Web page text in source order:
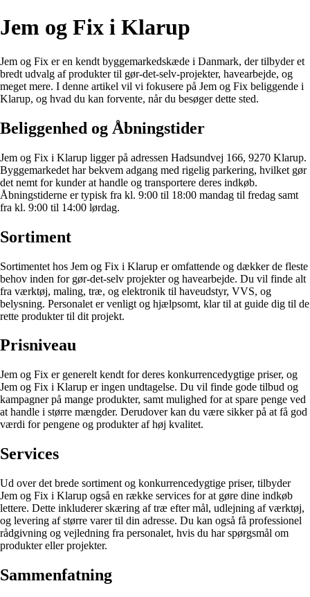
Jem og Fix i Klarup
Jem og Fix er en kendt byggemarkedskæde i Danmark, der tilbyder et
bredt udvalg af produkter til gør-det-selv-projekter, havearbejde, og
meget mere. I denne artikel vil vi fokusere på Jem og Fix beliggende i
Klarup, og hvad du kan forvente, når du besøger dette sted.
Beliggenhed og Åbningstider
Jem og Fix i Klarup ligger på adressen Hadsundvej 166, 9270 Klarup.
Byggemarkedet har bekvem adgang med rigelig parkering, hvilket gør
det nemt for kunder at handle og transportere deres indkøb.
Åbningstiderne er typisk fra kl. 9:00 til 18:00 mandag til fredag samt
fra kl. 9:00 til 14:00 lørdag.
Sortiment
Sortimentet hos Jem og Fix i Klarup er omfattende og dækker de fleste
behov inden for gør-det-selv projekter og havearbejde. Du vil finde alt
fra værktøj, maling, træ, og elektronik til haveudstyr, VVS, og
belysning. Personalet er venligt og hjælpsomt, klar til at guide dig til de
rette produkter til dit projekt.
Prisniveau
Jem og Fix er generelt kendt for deres konkurrencedygtige priser, og
Jem og Fix i Klarup er ingen undtagelse. Du vil finde gode tilbud og
kampagner på mange produkter, samt mulighed for at spare penge ved
at handle i større mængder. Derudover kan du være sikker på at få god
værdi for pengene og produkter af høj kvalitet.
Services
Ud over det brede sortiment og konkurrencedygtige priser, tilbyder
Jem og Fix i Klarup også en række services for at gøre dine indkøb
lettere. Dette inkluderer skæring af træ efter mål, udlejning af værktøj,
og levering af større varer til din adresse. Du kan også få professionel
rådgivning og vejledning fra personalet, hvis du har spørgsmål om
produkter eller projekter.
Sammenfatning